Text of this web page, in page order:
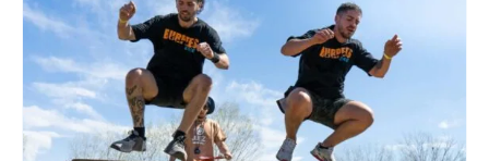
Jumper’s
knee:
wat
is
een
springersknie
en
hoe
herstelt